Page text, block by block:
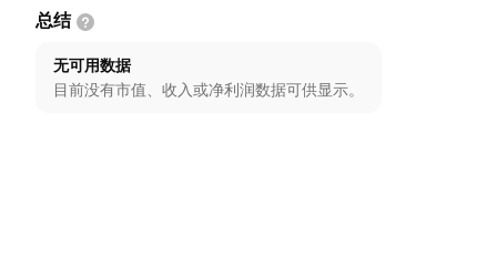
总结
无可用数据
目前没有市值、收入或净利润数据可供显示。